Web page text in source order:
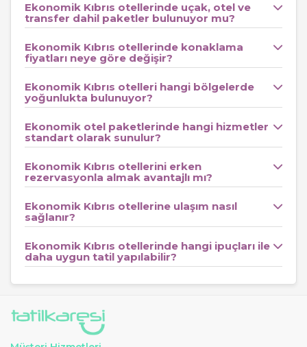
Havalimanı’na kısa sürüş mesafesindedir ve toplu taşıma
Restoranlar, marketler ve alışveriş alanlarına yürüme
minimuma indirerek tatil bütçenize katkı sunar.
Ekonomik Kıbrıs otelleri, yıl boyunca farklı kampanya
rezervasyondönemlerinde indirimli fiyatlarla tatilinizi
gece kampanyalarından faydalanabilirsiniz.
getirir.
anlamına gelmez.
misafirlerine 7/24 resepsiyon, güvenlik, ücretsiz Wi-Fi,
Ekonomik Kıbrıs otellerinde uçak, otel ve
transfer dahil paketler bulunuyor mu?
Ekonomik Kıbrıs otellerinde konaklama
fiyatları neye göre değişir?
Ekonomik Kıbrıs otelleri hangi bölgelerde
yoğunlukta bulunuyor?
Ekonomik otel paketlerinde hangi hizmetler
standart olarak sunulur?
Ekonomik Kıbrıs otellerini erken
rezervasyonla almak avantajlı mı?
Ekonomik Kıbrıs otellerine ulaşım nasıl
sağlanır?
Ekonomik Kıbrıs otellerinde hangi ipuçları ile
daha uygun tatil yapılabilir?